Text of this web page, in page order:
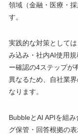
領域（金融・医療・
す。
実践的な対策として
み込み・社内AI使用
ー確認の4ステップが
異なるため、自社業
なります。
BubbleとAI APIを組
グ保管・回答根拠の